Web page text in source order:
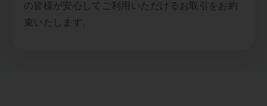
の皆様が安心してご利用いただけるお取引をお約
束いたします。